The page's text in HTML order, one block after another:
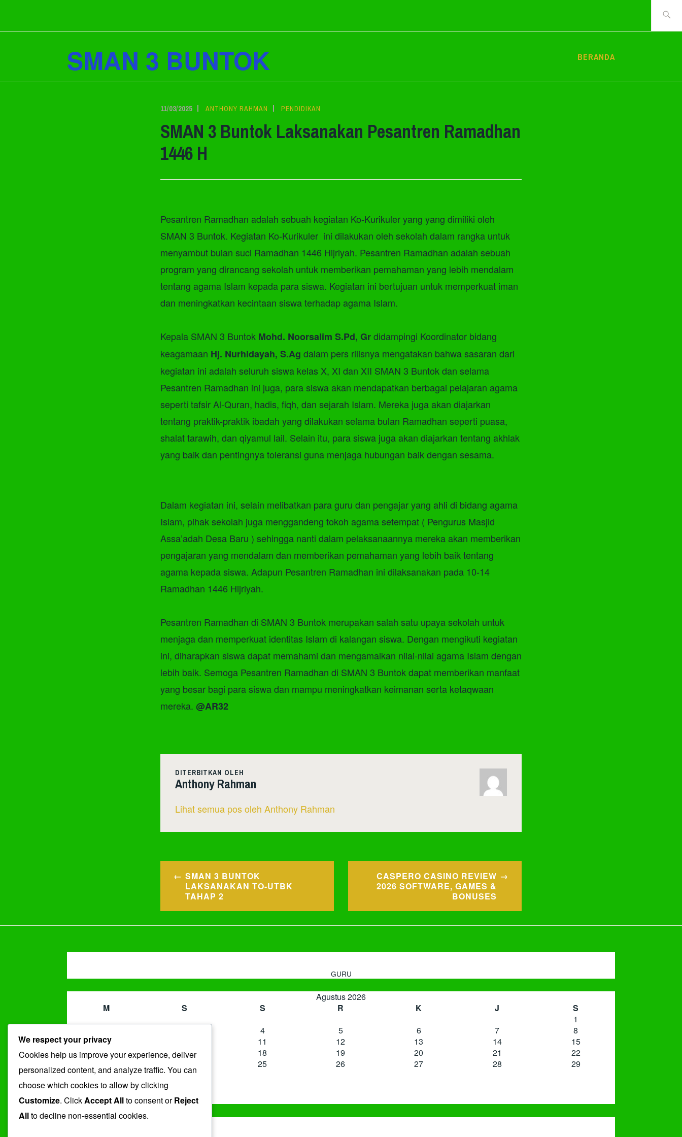
tentang:
SMAN 3 BUNTOK BERANDA
11/03/2025 ANTHONY RAHMAN PENDIDIKAN
SMAN 3 Buntok Laksanakan Pesantren Ramadhan
1446 H
Pesantren Ramadhan adalah sebuah kegiatan Ko-Kurikuler yang yang dimiliki oleh
SMAN 3 Buntok. Kegiatan Ko-Kurikuler ini dilakukan oleh sekolah dalam rangka untuk
menyambut bulan suci Ramadhan 1446 Hijriyah. Pesantren Ramadhan adalah sebuah
program yang dirancang sekolah untuk memberikan pemahaman yang lebih mendalam
tentang agama Islam kepada para siswa. Kegiatan ini bertujuan untuk memperkuat iman
dan meningkatkan kecintaan siswa terhadap agama Islam.
Kepala SMAN 3 Buntok Mohd. Noorsalim S.Pd, Grdidampingi Koordinator bidang
keagamaan Hj. Nurhidayah, S.Ag dalam pers rilisnya mengatakan bahwa sasaran dari
kegiatan ini adalah seluruh siswa kelas X, XI dan XII SMAN 3 Buntok dan selama
Pesantren Ramadhan ini juga, para siswa akan mendapatkan berbagai pelajaran agama
seperti tafsir Al-Quran, hadis, fiqh, dan sejarah Islam. Mereka juga akan diajarkan
tentang praktik-praktik ibadah yang dilakukan selama bulan Ramadhan seperti puasa,
shalat tarawih, dan qiyamul lail. Selain itu, para siswa juga akan diajarkan tentang akhlak
yang baik dan pentingnya toleransi guna menjaga hubungan baik dengan sesama.
Dalam kegiatan ini, selain melibatkan para guru dan pengajar yang ahli di bidang agama
Islam, pihak sekolah juga menggandeng tokoh agama setempat ( Pengurus Masjid
Assa’adah Desa Baru ) sehingga nanti dalam pelaksanaannya mereka akan memberikan
pengajaran yang mendalam dan memberikan pemahaman yang lebih baik tentang
agama kepada siswa. Adapun Pesantren Ramadhan ini dilaksanakan pada 10-14
Ramadhan 1446 Hijriyah.
Pesantren Ramadhan di SMAN 3 Buntok merupakan salah satu upaya sekolah untuk
menjaga dan memperkuat identitas Islam di kalangan siswa. Dengan mengikuti kegiatan
ini, diharapkan siswa dapat memahami dan mengamalkan nilai-nilai agama Islam dengan
lebih baik. Semoga Pesantren Ramadhan di SMAN 3 Buntok dapat memberikan manfaat
yang besar bagi para siswa dan mampu meningkatkan keimanan serta ketaqwaan
mereka. @AR32
DITERBITKAN OLEH
Anthony Rahman
Lihat semua pos oleh Anthony Rahman
Navigasi
SMAN 3 BUNTOK
LAKSANAKAN TO-UTBK
TAHAP 2
CASPERO CASINO REVIEW
2026 SOFTWARE, GAMES &
BONUSES
GURU
Agustus 2026
M
S S R K J
S
1
4 5 6 7
8
9
11 12 13 14
15
16
17 18 19 20 21
22
25 26 27 28
29
30
31
« Jul
ARSIP
We respect your privacy
Cookies help us improve your experience, deliver
personalized content, and analyze traffic. You can
choose which cookies to allow by clicking
Customize. ClickAccept Allto consent orReject
Allto decline non-essential cookies.